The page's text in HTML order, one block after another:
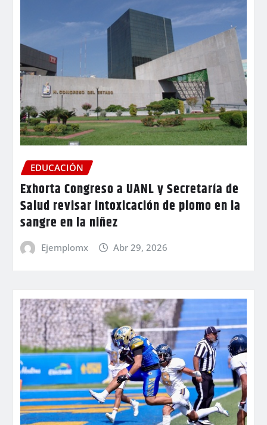
EDUCACIÓN
Exhorta Congreso a UANL y Secretaría de
Salud revisar intoxicación de plomo en la
sangre en la niñez
Ejemplomx Abr 29, 2026